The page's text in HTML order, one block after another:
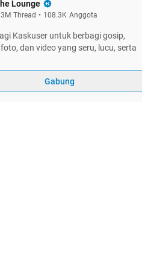
Lounge
Thread • 108.3K Anggota
Kaskuser untuk berbagi gosip,
dan video yang seru, lucu, serta
Gabung